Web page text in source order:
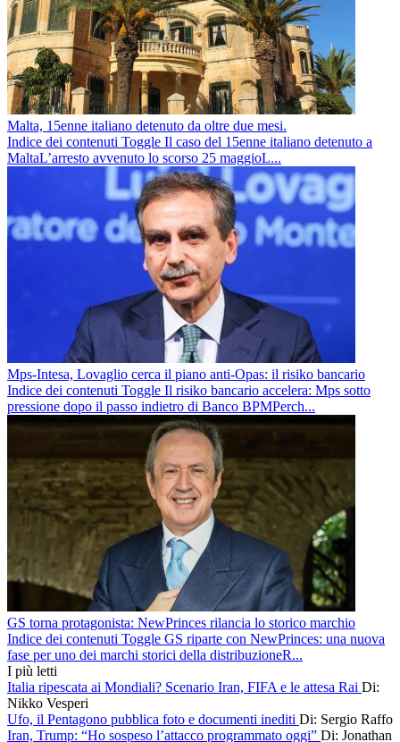
Malta, 15enne italiano detenuto da oltre due mesi.
Indice dei contenuti Toggle Il caso del 15enne italiano detenuto a
MaltaL’arresto avvenuto lo scorso 25 maggioL...
Mps-Intesa, Lovaglio cerca il piano anti-Opas: il risiko bancario
Indice dei contenuti Toggle Il risiko bancario accelera: Mps sotto
pressione dopo il passo indietro di Banco BPMPerch...
GS torna protagonista: NewPrinces rilancia lo storico marchio
Indice dei contenuti Toggle GS riparte con NewPrinces: una nuova
fase per uno dei marchi storici della distribuzioneR...
I più letti
Italia ripescata ai Mondiali? Scenario Iran, FIFA e le attesa Rai Di:
Nikko Vesperi
Ufo, il Pentagono pubblica foto e documenti inediti Di: Sergio Raffo
Iran, Trump: “Ho sospeso l’attacco programmato oggi” Di: Jonathan